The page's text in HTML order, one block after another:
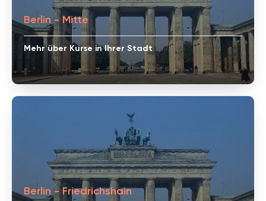
Berlin - Mitte
Mehr über Kurse in Ihrer Stadt
Berlin - Friedrichshain